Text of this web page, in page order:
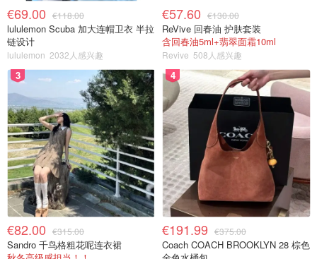
€69.00 €118.00
lululemon Scuba 加大连帽卫衣 半拉
链设计
lululemon 2032人感兴趣
€57.60 €130.00
ReVive 回春油 护肤套装
含回春油5ml+翡翠面霜10ml
Revive 508人感兴趣
3
€82.00 €315.00
Sandro 千鸟格粗花呢连衣裙
4
€191.99 €375.00
Coach COACH BROOKLYN 28 棕色